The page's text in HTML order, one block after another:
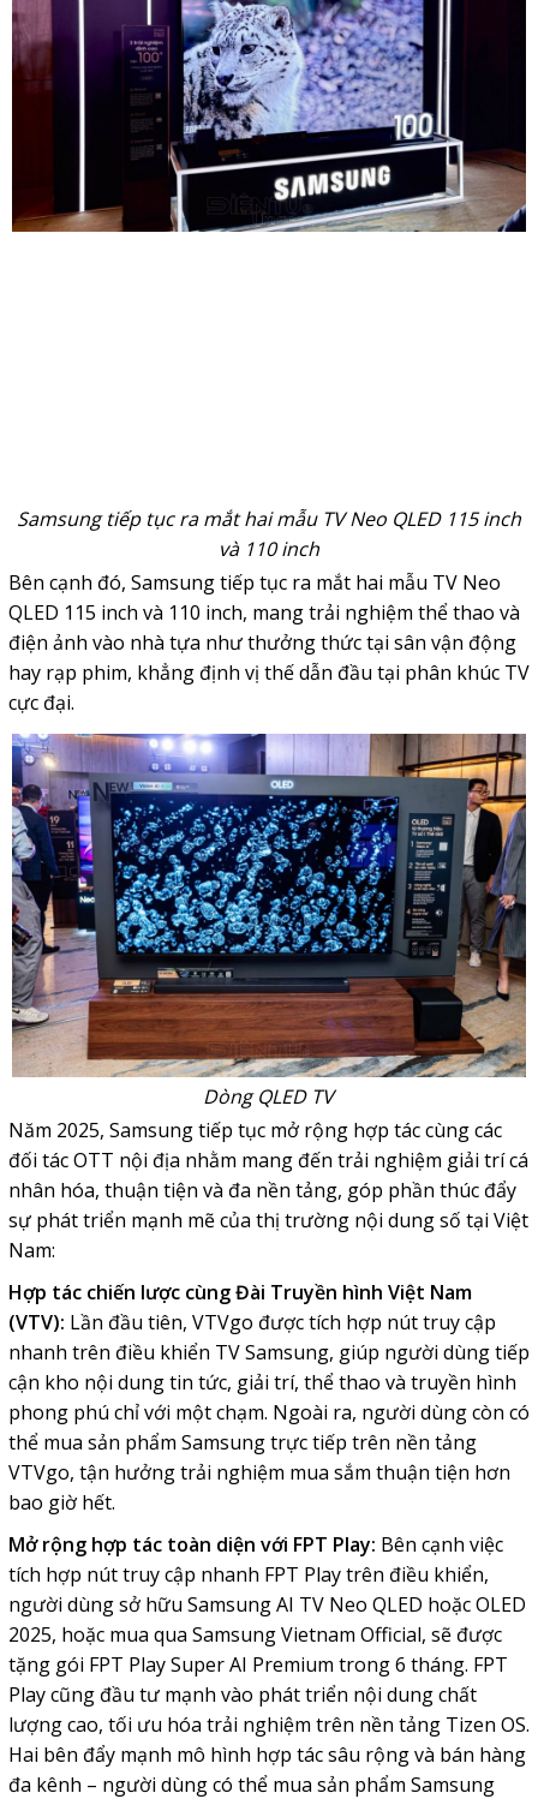
Samsung tiếp tục ra mắt hai mẫu TV Neo QLED 115 inch
và 110 inch
Bên cạnh đó, Samsung tiếp tục ra mắt hai mẫu TV Neo
QLED 115 inch và 110 inch, mang trải nghiệm thể thao và
điện ảnh vào nhà tựa như thưởng thức tại sân vận động
hay rạp phim, khẳng định vị thế dẫn đầu tại phân khúc TV
cực đại.
Dòng QLED TV
Năm 2025, Samsung tiếp tục mở rộng hợp tác cùng các
đối tác OTT nội địa nhằm mang đến trải nghiệm giải trí cá
nhân hóa, thuận tiện và đa nền tảng, góp phần thúc đẩy
sự phát triển mạnh mẽ của thị trường nội dung số tại Việt
Nam:
Hợp tác chiến lược cùng Đài Truyền hình Việt Nam
(VTV): Lần đầu tiên, VTVgo được tích hợp nút truy cập
nhanh trên điều khiển TV Samsung, giúp người dùng tiếp
cận kho nội dung tin tức, giải trí, thể thao và truyền hình
phong phú chỉ với một chạm. Ngoài ra, người dùng còn có
thể mua sản phẩm Samsung trực tiếp trên nền tảng
VTVgo, tận hưởng trải nghiệm mua sắm thuận tiện hơn
bao giờ hết.
Mở rộng hợp tác toàn diện với FPT Play: Bên cạnh việc
tích hợp nút truy cập nhanh FPT Play trên điều khiển,
người dùng sở hữu Samsung AI TV Neo QLED hoặc OLED
2025, hoặc mua qua Samsung Vietnam Official, sẽ được
tặng gói FPT Play Super AI Premium trong 6 tháng. FPT
Play cũng đầu tư mạnh vào phát triển nội dung chất
lượng cao, tối ưu hóa trải nghiệm trên nền tảng Tizen OS.
Hai bên đẩy mạnh mô hình hợp tác sâu rộng và bán hàng
đa kênh – người dùng có thể mua sản phẩm Samsung